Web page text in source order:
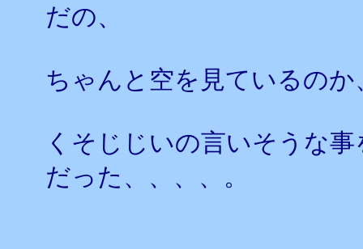
だの、
ちゃんと空を見ているのか
くそじじいの言いそうな
だった、、、、。